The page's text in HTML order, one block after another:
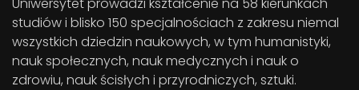
studiów i blisko 150 specjalnościach z zakresu niemal
wszystkich dziedzin naukowych, w tym humanistyki,
nauk społecznych, nauk medycznych i nauk o
zdrowiu, nauk ścisłych i przyrodniczych, sztuki.